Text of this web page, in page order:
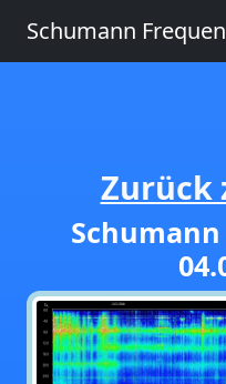
Schumann
Zurück